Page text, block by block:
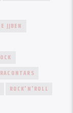
JJBEN
RACONTARS
ROCK'N'ROLL